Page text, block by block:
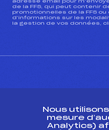
adresse email pour
de la FFS, qui peut contenir
promotionnelles de la FFS
d’informations sur les
la gestion de vos données,
ESPACE PRESSE
Nous
mesure
Analytics)